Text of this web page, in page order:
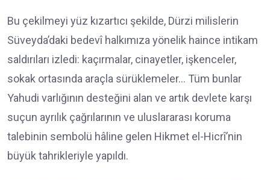
Bu çekilmeyi yüz kızartıcı şekilde, Dürzi milislerin
Süveyda’daki bedevî halkımıza yönelik haince intikam
saldırıları izledi: kaçırmalar, cinayetler, işkenceler,
sokak ortasında araçla sürüklemeler… Tüm bunlar
Yahudi varlığının desteğini alan ve artık devlete karşı
suçun ayrılık çağrılarının ve uluslararası koruma
talebinin sembolü hâline gelen Hikmet el-Hicrî’nin
büyük tahrikleriyle yapıldı.